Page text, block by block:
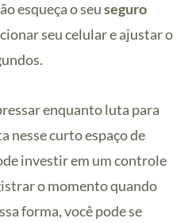
esqueça o seuseguro
seu celular e ajustar o
enquanto luta para
nesse curto espaço de
investir em um controle
o momento quando
forma, você pode se